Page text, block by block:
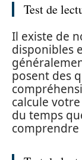
Test de
Il existe de
disponibles
posent des
calcule
du temps
comprendre